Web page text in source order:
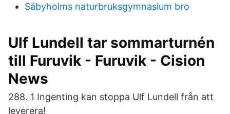
Säbyholms naturbruksgymnasium bro
Ulf Lundell tar sommarturnén
till Furuvik - Furuvik - Cision
News
288. 1 Ingenting kan stoppa Ulf Lundell från att
leverera!